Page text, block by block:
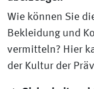
Wie können Sie
Bekleidung und
vermitteln? Hier
der Kultur der